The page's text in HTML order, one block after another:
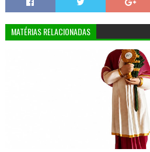
MATÉRIAS RELACIONADAS